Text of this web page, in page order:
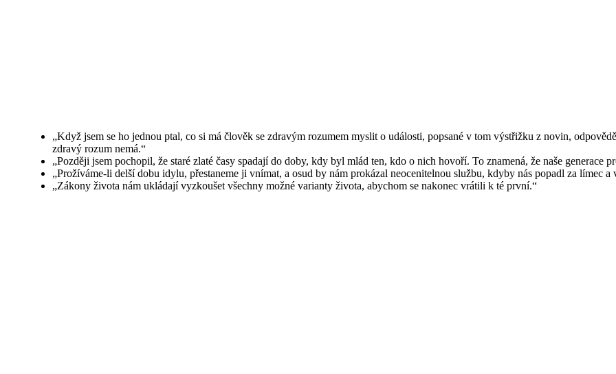
„Když jsem se ho jednou ptal, co si má člověk se zdravým rozumem myslit o události, popsané v tom výstřižku z novin,
zdravý rozum nemá.“
„Později jsem pochopil, že staré zlaté časy spadají do doby, kdy byl mlád ten, kdo o nich hovoří. To znamená, že naše generace
„Prožíváme-li delší dobu idylu, přestaneme ji vnímat, a osud by nám prokázal neocenitelnou službu, kdyby nás popadl za límec a
„Zákony života nám ukládají vyzkoušet všechny možné varianty života, abychom se nakonec vrátili k té první.“